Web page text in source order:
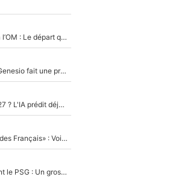
Climat toxique et affaire de harcèlement à l’OM : Le départ qui soulage le vestiaire de Bruno Genesio
«Très, très agréablement surpris» : Bruno Genesio fait une promesse pour la suite du mercato de l’OM et rassure les supporters
PSG : Deux gros transferts bouclés en 2027 ? L'IA prédit déjà les deux joueurs qui pourraient rejoindre Luis Enrique !
«C'est un beau salaire par rapport à 90 % des Français» : Voilà combien touchait Nelson Monfort sur France Télévisions avant de rejoindre CNews
Ferran Torres a pris sa décision concernant le PSG : Un gros club étranger prêt à relancer le feuilleton pour la signature du champion du monde 2026 !